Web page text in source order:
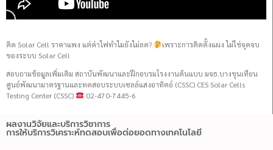
ติด Solar Cell ราคาแพง แต่ค่าไฟทำไมยังไม่ลด?
เพราะการติดตั้งแผง ไม่ใช่จุดจบ
ของระบบ Solar Cell
สอบถามข้อมูลเพิ่มเติม สถาบันพัฒนาและฝึกอบรมโรงงานต้นแบบ มจธ.บางขุนเทียน
ศูนย์พัฒนามาตรฐานและทดสอบระบบเซลล์แสงอาทิตย์ (CSSC) CES Solar Cells
Testing Center (CSSC)
02-470-7445-6
ผลงานวิจัยและบริการวิชาการ
การให้บริการวิเคราะห์ทดสอบเพื่อต่อยอดทางเทคโนโลยี